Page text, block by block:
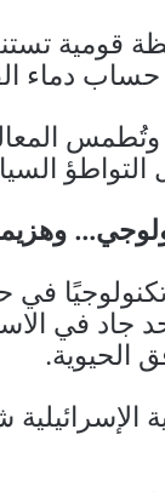
تستنهض
دماء
وتُطمس
جاد في
الحيوية.